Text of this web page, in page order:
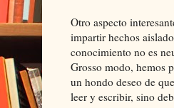
Otro aspecto
impartir hechos
conocimiento no es
Grosso modo, hemos
un hondo deseo de
leer y escribir, sino